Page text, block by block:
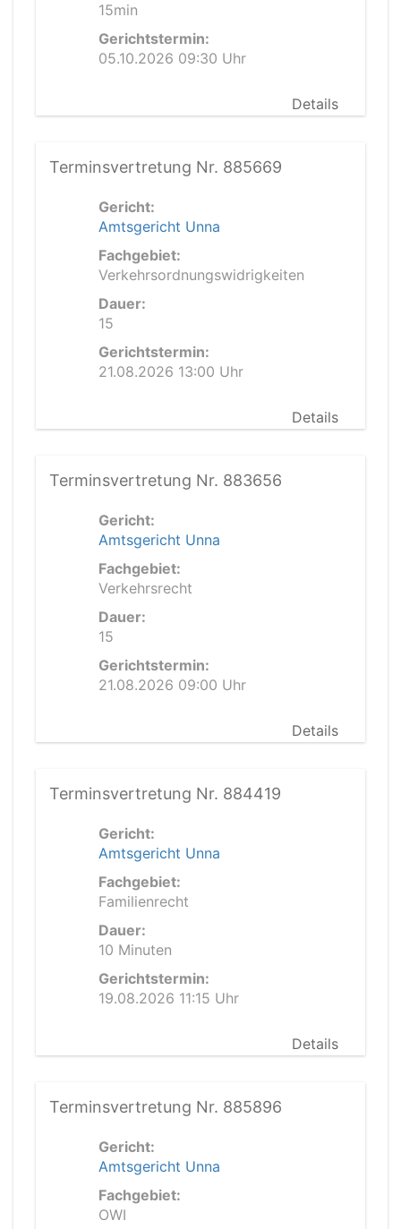
15min
Gerichtstermin:
05.10.2026 09:30 Uhr
Details
Terminsvertretung Nr. 885669
Gericht:
Amtsgericht Unna
Fachgebiet:
Verkehrsordnungswidrigkeiten
Dauer:
15
Gerichtstermin:
21.08.2026 13:00 Uhr
Details
Terminsvertretung Nr. 883656
Gericht:
Amtsgericht Unna
Fachgebiet:
Verkehrsrecht
Dauer:
15
Gerichtstermin:
21.08.2026 09:00 Uhr
Details
Terminsvertretung Nr. 884419
Gericht:
Amtsgericht Unna
Fachgebiet:
Familienrecht
Dauer:
10 Minuten
Gerichtstermin:
19.08.2026 11:15 Uhr
Details
Terminsvertretung Nr. 885896
Gericht:
Amtsgericht Unna
Fachgebiet:
OWI